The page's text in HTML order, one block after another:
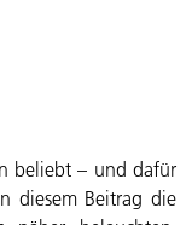
beliebt – und dafür
diesem Beitrag die